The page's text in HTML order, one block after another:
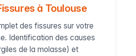
à Toulouse
des fissures sur votre
Identification des causes
de la molasse) et